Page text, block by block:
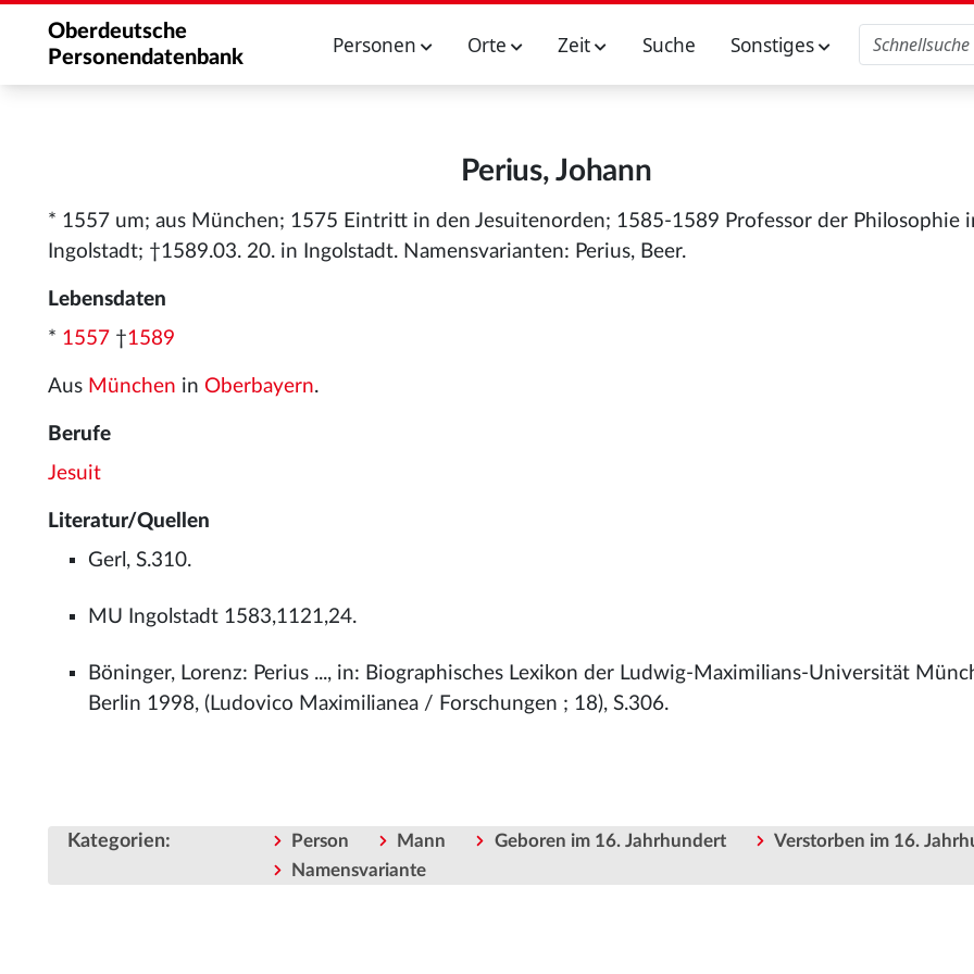
Oberdeutsche
Personendatenbank
Personen Orte Zeit Suche Sonstiges
Perius, Johann
* 1557 um; aus München; 1575 Eintritt in den Jesuitenorden; 1585-1589 Professor der Philosophie
Ingolstadt; †1589.03. 20. in Ingolstadt. Namensvarianten: Perius, Beer.
Lebensdaten
* 1557 †1589
Aus München in Oberbayern.
Berufe
Jesuit
Literatur/Quellen
Gerl, S.310.
MU Ingolstadt 1583,1121,24.
Böninger, Lorenz: Perius ..., in: Biographisches Lexikon der Ludwig-Maximilians-Universität
Berlin 1998, (Ludovico Maximilianea / Forschungen ; 18), S.306.
Kategorien: Person Mann Geboren im 16. Jahrhundert
Verstorben im 16.
Namensvariante